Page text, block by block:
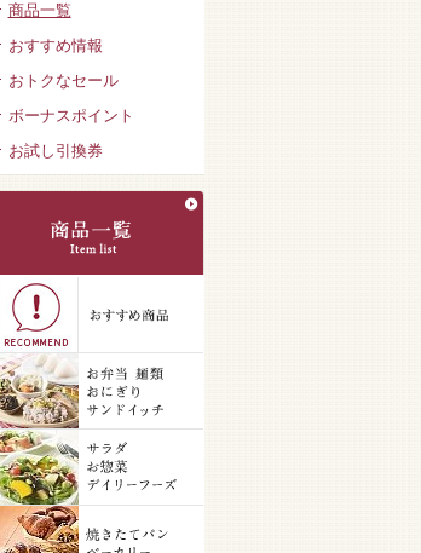
商品一覧
おすすめ情報
おトクなセール
ボーナスポイント
お試し引換券